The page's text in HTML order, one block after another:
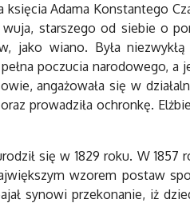
Adama Konstantego
starszego od siebie o
jako wiano. Była
poczucia narodowego,
angażowała się w
prowadziła ochronkę.
się w 1829 roku. W
wzorem postaw
synowi przekonanie, iż